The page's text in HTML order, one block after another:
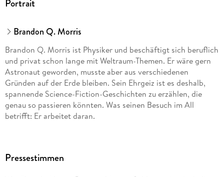
Portrait
Brandon Q. Morris
Brandon Q. Morris ist Physiker und beschäftigt sich beruflich
und privat schon lange mit Weltraum-Themen. Er wäre gern
Astronaut geworden, musste aber aus verschiedenen
Gründen auf der Erde bleiben. Sein Ehrgeiz ist es deshalb,
spannende Science-Fiction-Geschichten zu erzählen, die
genau so passieren könnten. Was seinen Besuch im All
betrifft: Er arbeitet daran.
Pressestimmen